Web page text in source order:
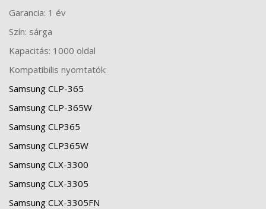
Garancia: 1 év
Szín: sárga
Kapacitás: 1000 oldal
Kompatibilis nyomtatók:
Samsung CLP-365
Samsung CLP-365W
Samsung CLP365
Samsung CLP365W
Samsung CLX-3300
Samsung CLX-3305
Samsung CLX-3305FN